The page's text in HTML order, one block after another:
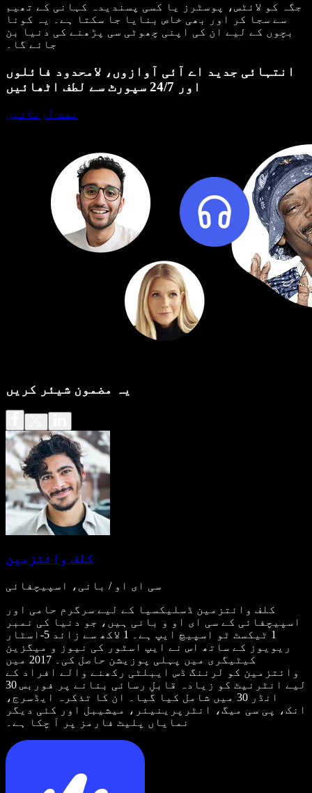
جگہ کو لائٹس، پوسٹرز یا کسی پسندیدہ کہانی کے تھیم
سے سجا کر اور بھی خاص بنایا جا سکتا ہے۔ یہ کونا
بچوں کے لیے ان کی اپنی چھوٹی سی پڑھنے کی دنیا بن
جائے گا۔
انتہائی جدید اے آئی آوازوں، لامحدود فائلوں
اور 24/7 سپورٹ سے لطف اٹھائیں
مفت آزمائیں
یہ مضمون شیئر کریں
کلف وائتزمین
سی ای او / بانی، اسپیچفائی
کلف وائتزمین ڈسلیکسیا کے لیے سرگرم حامی اور
اسپیچفائی کے سی ای او و بانی ہیں، جو دنیا کی نمبر
1 ٹیکسٹ ٹو اسپیچ ایپ ہے۔ 1 لاکھ سے زائد 5-اسٹار
ریویوز کے ساتھ اس نے ایپ اسٹور کی نیوز و میگزین
کیٹیگری میں پہلی پوزیشن حاصل کی۔ 2017 میں
وائتزمین کو لرننگ ڈس ایبلٹی رکھنے والے افراد کے
لیے انٹرنیٹ کو زیادہ قابلِ رسائی بنانے پر فوربس 30
انڈر 30 میں شامل کیا گیا۔ ان کا تذکرہ ایڈسرج،
انک، پی سی میگ، انٹرپرینیئر، میشیبل اور کئی دیگر
نمایاں پلیٹ فارمز پر آ چکا ہے۔